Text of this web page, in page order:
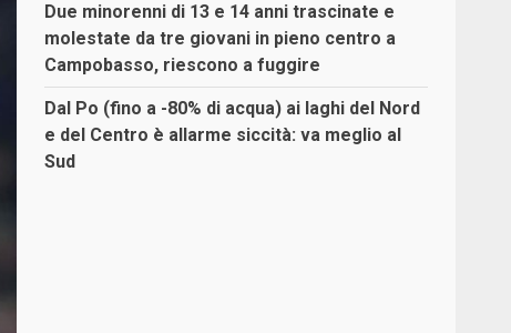
Due minorenni di 13 e 14 anni trascinate e
molestate da tre giovani in pieno centro a
Campobasso, riescono a fuggire
Dal Po (fino a -80% di acqua) ai laghi del Nord
e del Centro è allarme siccità: va meglio al
Sud